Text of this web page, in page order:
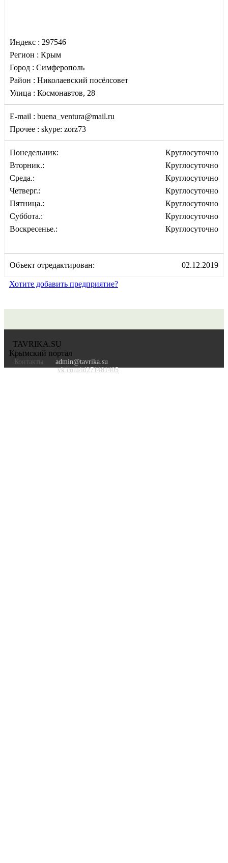
Индекс : 297546
Регион : Крым
Город : Симферополь
Район : Николаевский посёлсовет
Улица : Космонавтов, 28
E-mail : buena_ventura@mail.ru
Прочее : skype: zorz73
Понедельник:
Круглосуточно
Вторник.:
Круглосуточно
Среда.:
Круглосуточно
Четверг.:
Круглосуточно
Пятница.:
Круглосуточно
Суббота.:
Круглосуточно
Воскресенье.:
Круглосуточно
Объект отредактирован: 02.12.2019
Хотите добавить предприятие?
TAVRIKA.SU
Крымский портал
Контакты
admin@tavrika.su
vk.com/id271481405